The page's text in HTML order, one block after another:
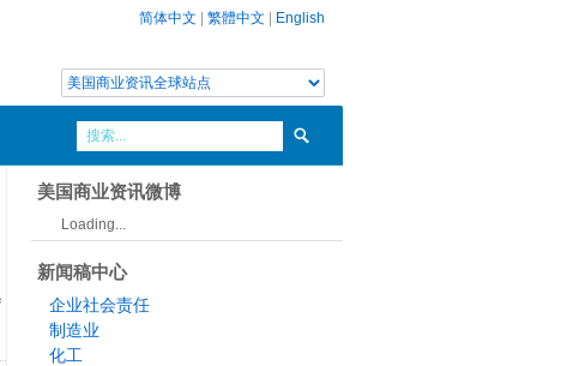
简体中文 繁體中文 English
美国商业资讯微博
Loading...
新闻稿中心
企业社会责任
制造业
化工